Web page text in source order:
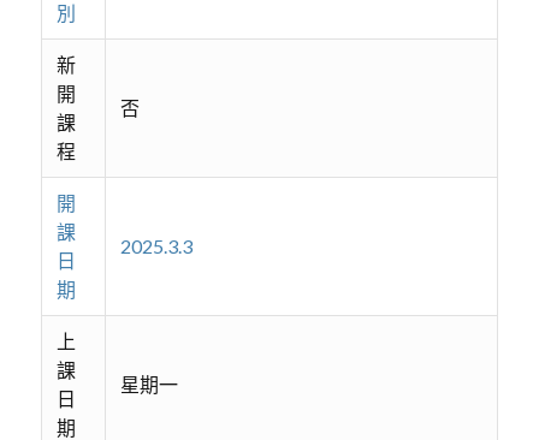
別
新
開
課
程
否
開
課
日
期
2025.3.3
上
課
日
期
星期一